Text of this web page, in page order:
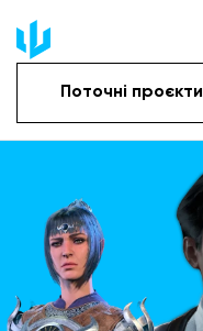
Поточні проєкти